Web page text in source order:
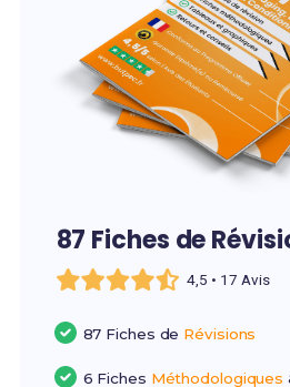
87 Fiches de
4,5 • 17 Avis
87 Fiches de Révisions
6 Fiches Méthodologiques